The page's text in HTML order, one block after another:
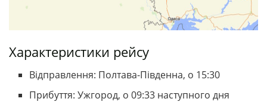
Характеристики рейсу
Відправлення: Полтава-Південна, о 15:30
Прибуття: Ужгород, о 09:33 наступного дня